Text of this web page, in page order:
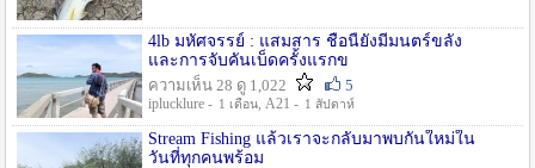
4lb มหัศจรรย์ : แสมสาร ชื่อนี้ยังมีมนตร์ขลัง
และการจับคันเบ็ดครั้งแรกข
ความเห็น 28 ดู 1,022
5
iplucklure - 1 เดือน, A21 - 1 สัปดาห์
Stream Fishing แล้วเราจะกลับมาพบกันใหม่ใน
วันที่ทุกคนพร้อม